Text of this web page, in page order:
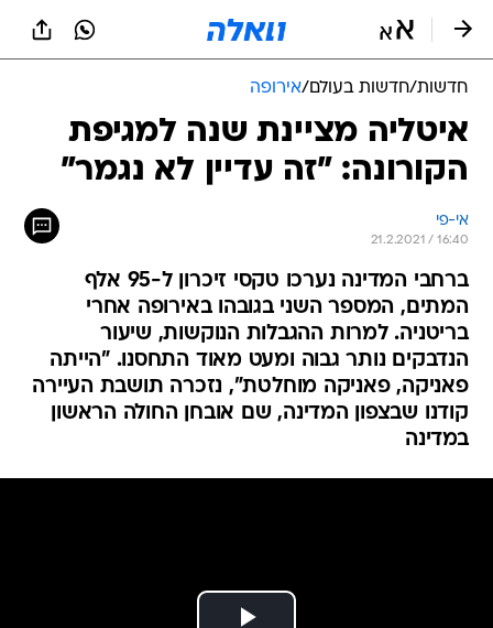
חדשות/חדשות בעולם/אירופה
איטליה מציינת שנה למגיפת
הקורונה: "זה עדיין לא נגמר"
אי-פי
21.2.2021 / 16:40
ברחבי המדינה נערכו טקסי זיכרון ל-95 אלף
המתים, המספר השני בגובהו באירופה אחרי
בריטניה. למרות ההגבלות הנוקשות, שיעור
הנדבקים נותר גבוה ומעט מאוד התחסנו. "הייתה
פאניקה, פאניקה מוחלטת", נזכרה תושבת העיירה
קודנו שבצפון המדינה, שם אובחן החולה הראשון
במדינה